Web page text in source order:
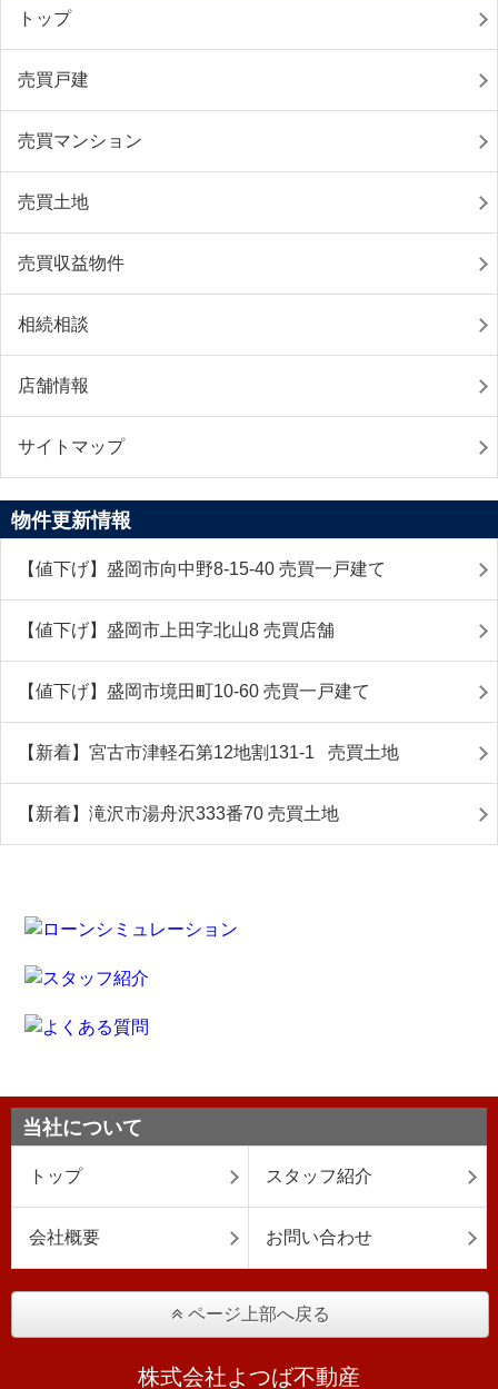
トップ
売買戸建
売買マンション
売買土地
売買収益物件
相続相談
店舗情報
サイトマップ
物件更新情報
【値下げ】盛岡市向中野8-15-40 売買一戸建て
【値下げ】盛岡市上田字北山8 売買店舗
【値下げ】盛岡市境田町10-60 売買一戸建て
【新着】宮古市津軽石第12地割131-1 売買土地
【新着】滝沢市湯舟沢333番70 売買土地
当社について
トップ スタッフ紹介
会社概要 お問い合わせ
ページ上部へ戻る
株式会社よつば不動産